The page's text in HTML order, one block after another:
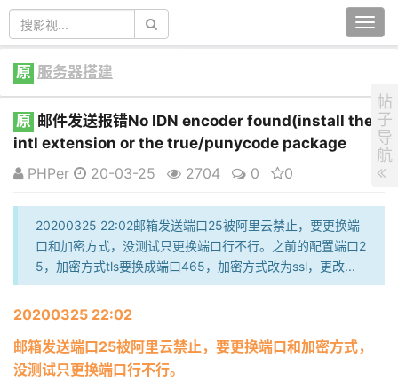
原 服务器搭建
原 邮件发送报错No IDN encoder found(install the
intl extension or the true/punycode package
PHPer
20-03-25 2704 0 0
20200325 22:02邮箱发送端口25被阿里云禁止，要更换端
口和加密方式，没测试只更换端口行不行。之前的配置端口2
5，加密方式tls要换成端口465，加密方式改为ssl，更改...
20200325 22:02
邮箱发送端口25被阿里云禁止，要更换端口和加密方式，
没测试只更换端口行不行。
帖
子
导
航